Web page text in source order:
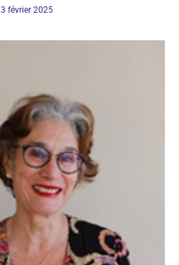
3 février 2025